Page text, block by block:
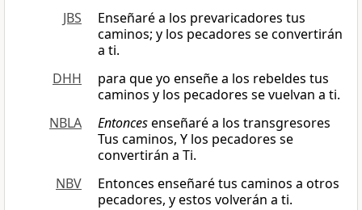
JBS
Enseñaré a los prevaricadores tus
caminos; y los pecadores se convertirán
a ti.
DHH
para que yo enseñe a los rebeldes tus
caminos y los pecadores se vuelvan a ti.
NBLA
Entoncesenseñaré a los transgresores
Tus caminos, Y los pecadores se
convertirán a Ti.
NBV
Entonces enseñaré tus caminos a otros
pecadores, y estos volverán a ti.